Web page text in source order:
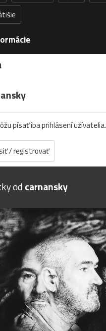
písať iba prihlásení užívatelia.
/ registrovať
od carnansky